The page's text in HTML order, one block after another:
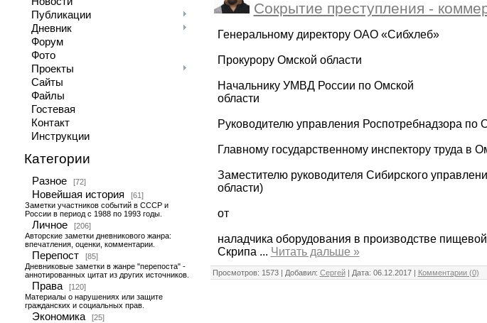
Публикации
Дневник
Форум
Фото
Проекты
Сайты
Файлы
Гостевая
Контакт
Инструкции
Категории
Разное [72]
Новейшая история
[61]
Заметки участников событий в СССР и
России в период с 1988 по 1993 годы.
Личное
[206]
Авторские заметки дневникового жанра:
впечатления, оценки, комментарии.
Перепост
[85]
Дневниковые заметки в жанре "перепоста" -
аннотированных цитат из других источников.
Права
[120]
Материалы о нарушениях или защите
гражданских и социальных прав.
Экономика [25]
Сокрытие преступления -
Генеральному директору ОАО «Сибхлеб»
Прокурору Омской области
Начальнику УМВД России по Омской
области
Руководителю управления Роспотребнадзора по
Главному государственному инспектору труда в
Заместителю руководителя Сибирского
области)
от
наладчика оборудования в производстве
Скрипа ... Читать дальше »
Просмотров: 1573 | Добавил: Сергей| Дата: 06.12.2017| Комментарии (0)